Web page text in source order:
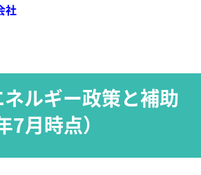
社
ルギー政策と補助
月時点）